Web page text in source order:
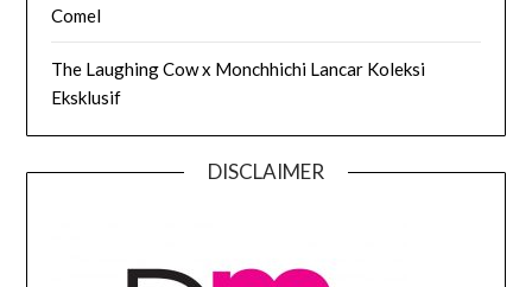
Comel
The Laughing Cow x Monchhichi Lancar Koleksi
Eksklusif
DISCLAIMER